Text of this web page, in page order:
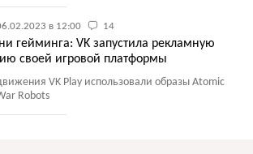
в 12:00 14
гейминга: VK запустила рекламную
своей игровой платформы
VK Play использовали образы Atomic
Robots